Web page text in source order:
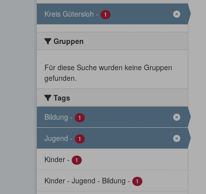
Kreis Gütersloh - 1
Gruppen
Für diese Suche wurden keine Gruppen
gefunden.
Tags
Bildung - 1
Jugend - 1
Kinder - 1
Kinder - Jugend - Bildung - 1